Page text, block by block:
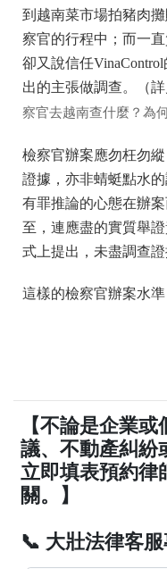
到越南菜市場拍豬肉
察官的行程中；而一直
卻又說信任
出的主張做調查。（詳
察官去越南查什麼？為
檢察官辦案應勿枉勿
證據，亦非蜻蜓點水
有罪推論的心態在辦
至，連應盡的實質舉
式上提出，未盡調查證
這樣的檢察官辦案水
【不論是企業
議、不動產糾紛
立即填表預約律
關。】
📞 大壯法律客服